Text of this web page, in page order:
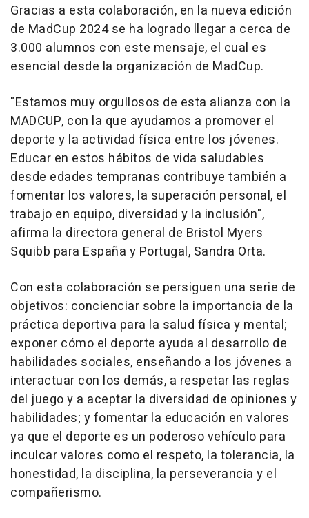
Gracias a esta colaboración, en la nueva edición
de MadCup 2024 se ha logrado llegar a cerca de
3.000 alumnos con este mensaje, el cual es
esencial desde la organización de MadCup.
"Estamos muy orgullosos de esta alianza con la
MADCUP, con la que ayudamos a promover el
deporte y la actividad física entre los jóvenes.
Educar en estos hábitos de vida saludables
desde edades tempranas contribuye también a
fomentar los valores, la superación personal, el
trabajo en equipo, diversidad y la inclusión",
afirma la directora general de Bristol Myers
Squibb para España y Portugal, Sandra Orta.
Con esta colaboración se persiguen una serie de
objetivos: concienciar sobre la importancia de la
práctica deportiva para la salud física y mental;
exponer cómo el deporte ayuda al desarrollo de
habilidades sociales, enseñando a los jóvenes a
interactuar con los demás, a respetar las reglas
del juego y a aceptar la diversidad de opiniones y
habilidades; y fomentar la educación en valores
ya que el deporte es un poderoso vehículo para
inculcar valores como el respeto, la tolerancia, la
honestidad, la disciplina, la perseverancia y el
compañerismo.